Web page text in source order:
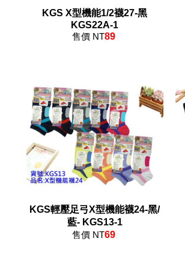
KGS X型機能1/2襪27-黑
KGS22A-1
售價 NT89
KGS輕壓足弓X型機能襪24-黑/
藍- KGS13-1
售價 NT69